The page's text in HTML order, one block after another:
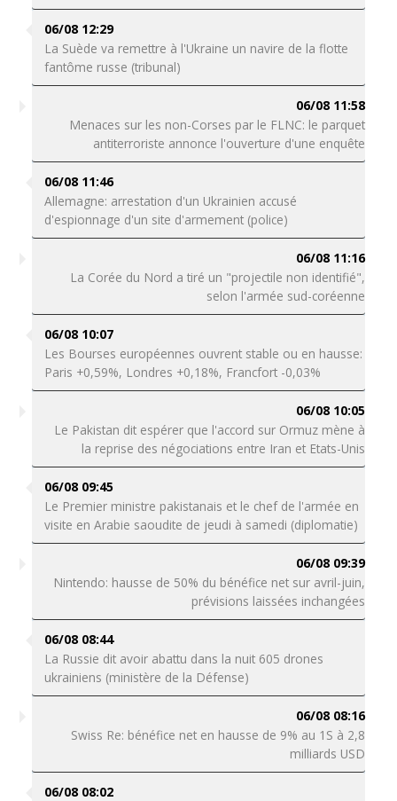
06/08 12:29
La Suède va remettre à l'Ukraine un navire de la flotte
fantôme russe (tribunal)
06/08 11:58
Menaces sur les non-Corses par le FLNC: le parquet
antiterroriste annonce l'ouverture d'une enquête
06/08 11:46
Allemagne: arrestation d'un Ukrainien accusé
d'espionnage d'un site d'armement (police)
06/08 11:16
La Corée du Nord a tiré un "projectile non identifié",
selon l'armée sud-coréenne
06/08 10:07
Les Bourses européennes ouvrent stable ou en hausse:
Paris +0,59%, Londres +0,18%, Francfort -0,03%
06/08 10:05
Le Pakistan dit espérer que l'accord sur Ormuz mène à
la reprise des négociations entre Iran et Etats-Unis
06/08 09:45
Le Premier ministre pakistanais et le chef de l'armée en
visite en Arabie saoudite de jeudi à samedi (diplomatie)
06/08 09:39
Nintendo: hausse de 50% du bénéfice net sur avril-juin,
prévisions laissées inchangées
06/08 08:44
La Russie dit avoir abattu dans la nuit 605 drones
ukrainiens (ministère de la Défense)
06/08 08:16
Swiss Re: bénéfice net en hausse de 9% au 1S à 2,8
milliards USD
06/08 08:02